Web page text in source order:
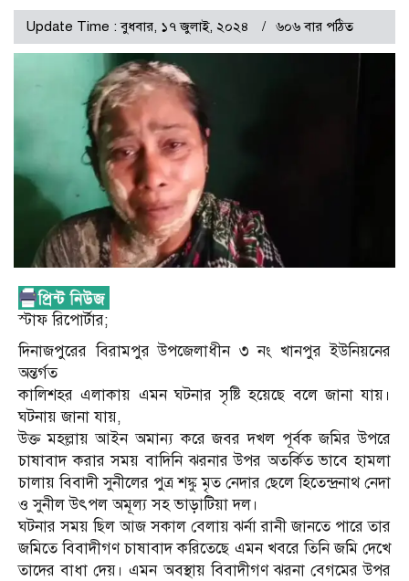
Update Time : বুধবার, ১৭ জুলাই, ২০২৪ ৬০৬ বার পঠিত
স্টাফ রিপোর্টার;
দিনাজপুরের বিরামপুর উপজেলাধীন ৩ নং খানপুর ইউনিয়নের
অন্তর্গত
কালিশহর এলাকায় এমন ঘটনার সৃষ্টি হয়েছে বলে জানা যায়।
ঘটনায় জানা যায়,
উক্ত মহল্লায় আইন অমান্য করে জবর দখল পূর্বক জমির উপরে
চাষাবাদ করার সময় বাদিনি ঝরনার উপর অতর্কিত ভাবে হামলা
চালায় বিবাদী সুনীলের পুত্র শঙ্কু মৃত নেদার ছেলে হিতেন্দ্রনাথ নেদা
ও সুনীল উৎপল অমূল্য সহ ভাড়াটিয়া দল।
ঘটনার সময় ছিল আজ সকাল বেলায় ঝর্না রানী জানতে পারে তার
জমিতে বিবাদীগণ চাষাবাদ করিতেছে এমন খবরে তিনি জমি দেখে
তাদের বাধা দেয়। এমন অবস্থায় বিবাদীগণ ঝরনা বেগমের উপর